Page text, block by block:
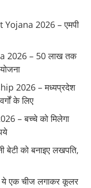
2026 – एमपी
2026 – 50 लाख तक
2026 – मध्‍यप्रदेश
के लिए
– बच्चे को मिलेगा
को बनाइए लखपति,
ये एक चीज लगाकर कूलर